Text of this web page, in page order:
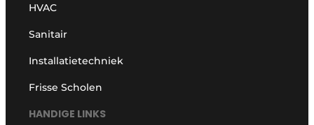
HVAC
Sanitair
Installatietechniek
Frisse Scholen
HANDIGE LINKS